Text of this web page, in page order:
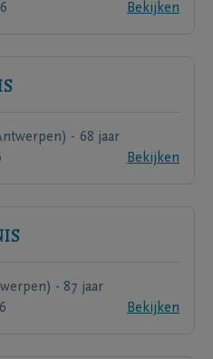
Bekijken
- 68 jaar
Bekijken
- 87 jaar
Bekijken